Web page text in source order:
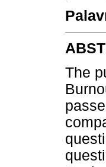
The